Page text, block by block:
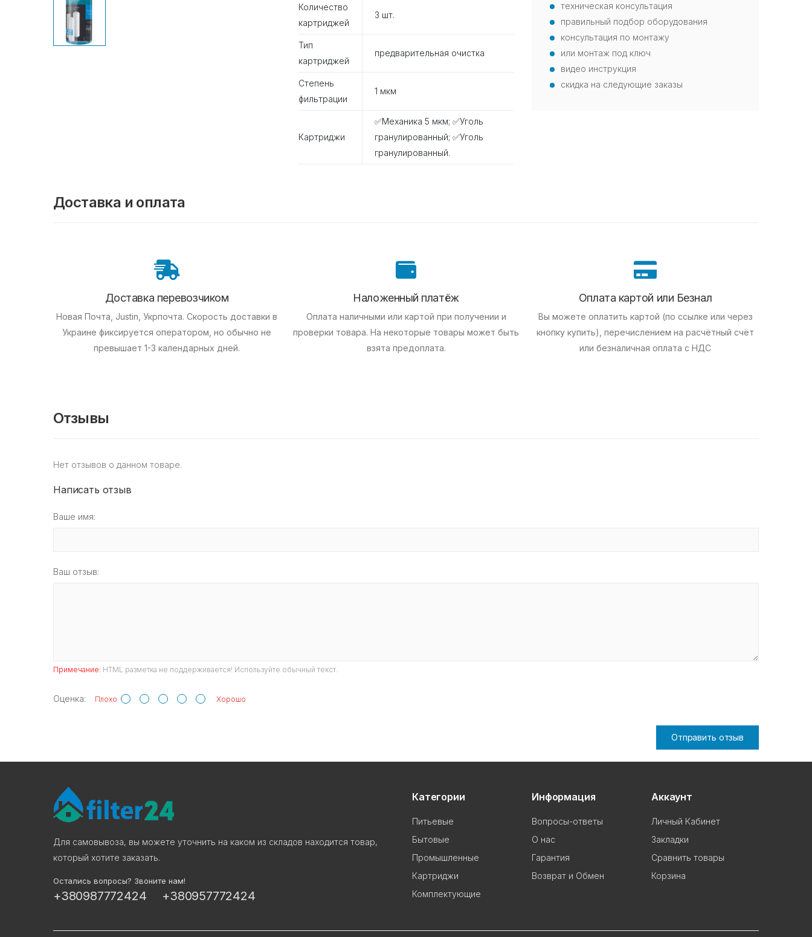
Количество
картриджей
3 шт.
Тип
картриджей
предварительная очистка
Степень
фильтрации
1 мкм
Картриджи
✅Механика 5 мкм; ✅Уголь
гранулированный; ✅Уголь
гранулированный.
техническая консультация
правильный подбор оборудования
консультация по монтажу
или монтаж под ключ
видео инструкция
скидка на следующие заказы
Доставка и оплата
Доставка перевозчиком
Новая Почта, Justin, Укрпочта. Скорость доставки в
Украине фиксируется оператором, но обычно не
превышает 1-3 календарных дней.
Наложенный платёж
Оплата наличными или картой при получении и
проверки товара. На некоторые товары может быть
взята предоплата.
Оплата картой или Безнал
Вы можете оплатить картой (по ссылке или через
кнопку купить), перечислением на расчётный счёт
или безналичная оплата с НДС
Отзывы
Нет отзывов о данном товаре.
Написать отзыв
Ваше имя:
Ваш отзыв:
Примечание: HTML разметка не поддерживается! Используйте обычный текст.
Оценка: Плохо Хорошо
Отправить отзыв
Для самовывоза, вы можете уточнить на каком из складов находится товар,
который хотите заказать.
Остались вопросы? Звоните нам!
+380987772424 +380957772424
Категории
Питьевые
Бытовые
Промышленные
Картриджи
Комплектующие
Информация
Вопросы-ответы
О нас
Гарантия
Возврат и Обмен
Аккаунт
Личный Кабинет
Закладки
Сравнить товары
Корзина